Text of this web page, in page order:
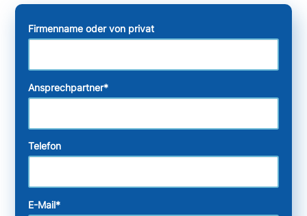
Firmenname oder von privat
Ansprechpartner*
Telefon
E-Mail*